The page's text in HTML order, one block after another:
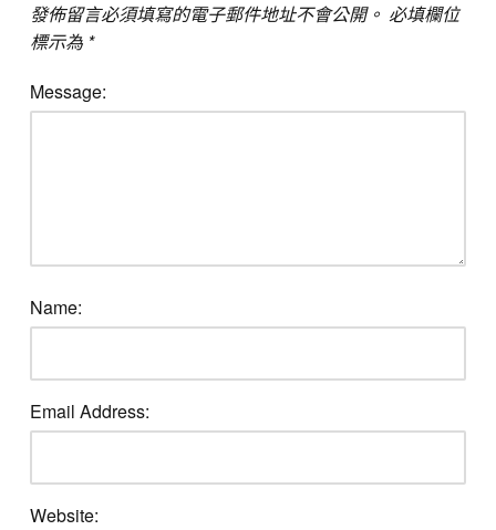
發佈留言必須填寫的電子郵件地址不會公開。 必填欄位
標示為 *
Message:
Name:
Email Address:
Website: